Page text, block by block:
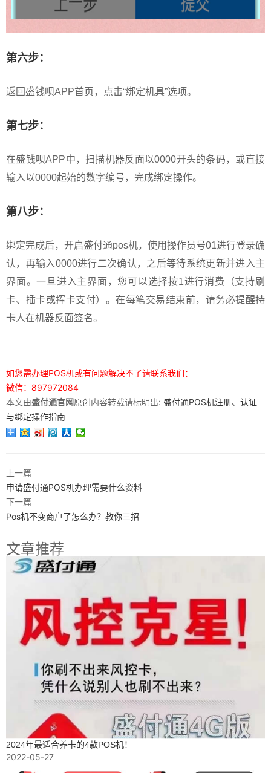
第六步：
返回盛钱呗APP首页，点击“绑定机具”选项。
第七步：
在盛钱呗APP中，扫描机器反面以0000开头的条码，或直接
输入以0000起始的数字编号，完成绑定操作。
第八步：
绑定完成后，开启盛付通pos机，使用操作员号01进行登录确
认，再输入0000进行二次确认，之后等待系统更新并进入主
界面。一旦进入主界面，您可以选择按1进行消费（支持刷
卡、插卡或挥卡支付）。在每笔交易结束前，请务必提醒持
卡人在机器反面签名。
如您需办理POS机或有问题解决不了请联系我们：
微信：897972084
本文由盛付通官网原创内容转载请标明出: 盛付通POS机注册、认证
与绑定操作指南
上一篇
申请盛付通POS机办理需要什么资料
下一篇
Pos机不变商户了怎么办？教你三招
文章推荐
2024年最适合养卡的4款POS机！
2022-05-27